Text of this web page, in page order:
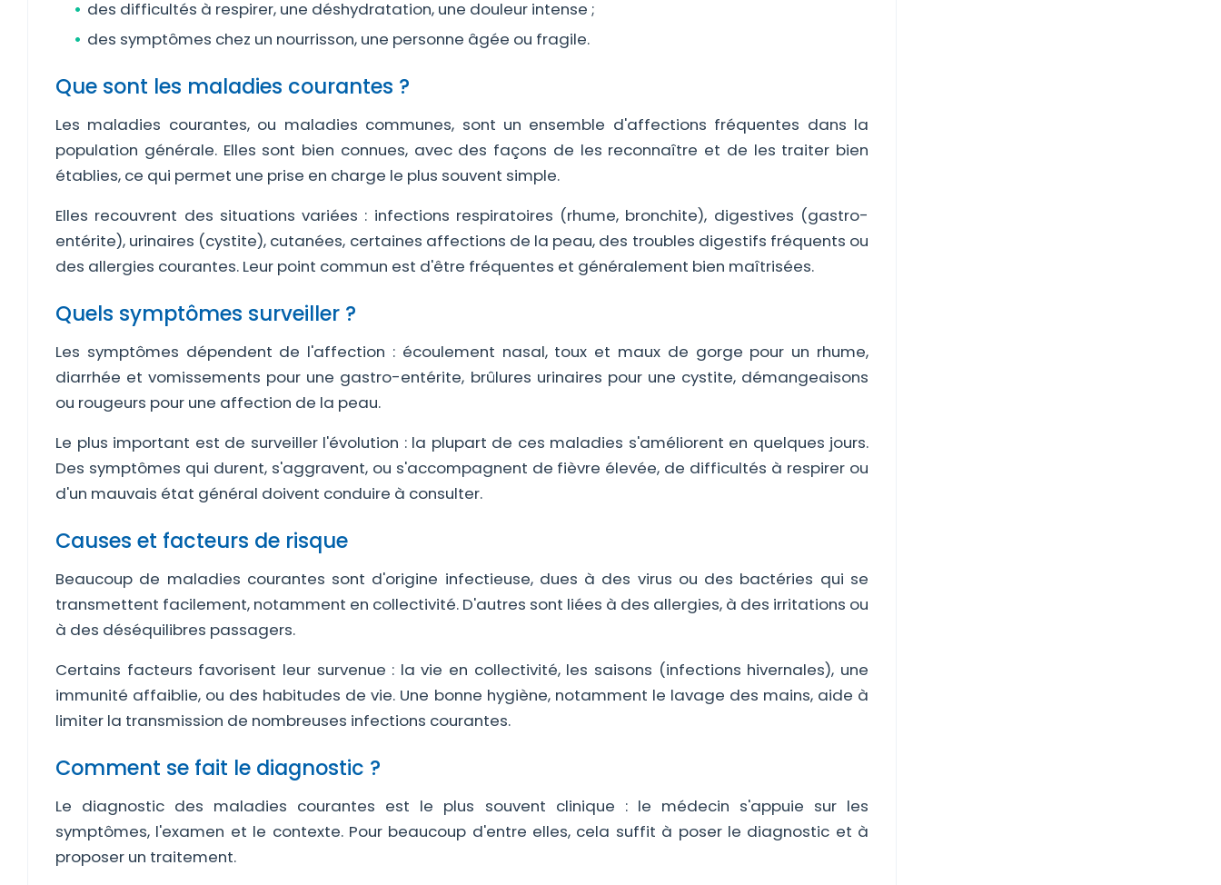
des difficultés à respirer, une déshydratation, une douleur intense ;
des symptômes chez un nourrisson, une personne âgée ou fragile.
Que sont les maladies courantes ?
Les maladies courantes, ou maladies communes, sont un ensemble d'affections fréquentes dans la
population générale. Elles sont bien connues, avec des façons de les reconnaître et de les traiter bien
établies, ce qui permet une prise en charge le plus souvent simple.
Elles recouvrent des situations variées : infections respiratoires (rhume, bronchite), digestives (gastro-
entérite), urinaires (cystite), cutanées, certaines affections de la peau, des troubles digestifs fréquents ou
des allergies courantes. Leur point commun est d'être fréquentes et généralement bien maîtrisées.
Quels symptômes surveiller ?
Les symptômes dépendent de l'affection : écoulement nasal, toux et maux de gorge pour un rhume,
diarrhée et vomissements pour une gastro-entérite, brûlures urinaires pour une cystite, démangeaisons
ou rougeurs pour une affection de la peau.
Le plus important est de surveiller l'évolution : la plupart de ces maladies s'améliorent en quelques jours.
Des symptômes qui durent, s'aggravent, ou s'accompagnent de fièvre élevée, de difficultés à respirer ou
d'un mauvais état général doivent conduire à consulter.
Causes et facteurs de risque
Beaucoup de maladies courantes sont d'origine infectieuse, dues à des virus ou des bactéries qui se
transmettent facilement, notamment en collectivité. D'autres sont liées à des allergies, à des irritations ou
à des déséquilibres passagers.
Certains facteurs favorisent leur survenue : la vie en collectivité, les saisons (infections hivernales), une
immunité affaiblie, ou des habitudes de vie. Une bonne hygiène, notamment le lavage des mains, aide à
limiter la transmission de nombreuses infections courantes.
Comment se fait le diagnostic ?
Le diagnostic des maladies courantes est le plus souvent clinique : le médecin s'appuie sur les
symptômes, l'examen et le contexte. Pour beaucoup d'entre elles, cela suffit à poser le diagnostic et à
proposer un traitement.